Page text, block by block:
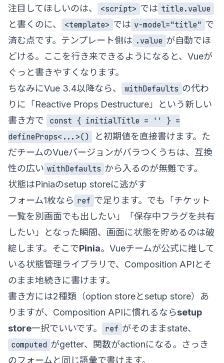
注目してほしいのは、 <script> では title.value
と書くのに、
<template> では v-model="title" で
済む点です。テンプレート側は .value が自動でほ
どける。ここを行き来できるようになると、Vueが
ぐっと書きやすくなります。
ちなみにVue 3.4以降なら、
withDefaults の代わ
りに「Reactive Props Destructure」という新しい
書き方で
const { initialTitle = '' } =
defineProps<...>()
と初期値を直接書けます。た
だチームのVueバージョンがバラつくうちは、互換
性の広い withDefaults から入るのが無難です。
状態はPiniaのsetup storeに逃がす
フォーム1枚なら ref で足ります。でも「チケット
一覧を別画面でも出したい」「保存中フラグを共有
したい」となった瞬間、画面に状態を貯めるのは破
綻します。そこでPinia。Vueチームが公式に推して
いる状態管理ライブラリで、Composition APIとそ
のまま地続きに書けます。
書き方には2種類（option storeとsetup store）あ
りますが、Composition APIに慣れるならsetup
store一択でいいです。 ref がそのままstate、
computed がgetter、関数がactionになる。さっき
のフォームと同じ語彙で書けます。